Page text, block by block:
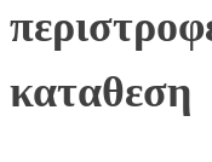
καταθεση